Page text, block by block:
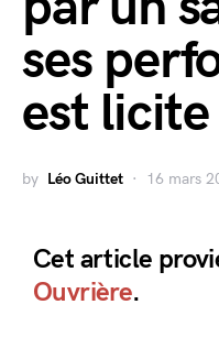
ses
est licite
by Léo Guittet 16 mars
Cet article
Ouvrière.